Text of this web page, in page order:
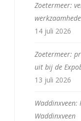
Zoetermeer:
14 juli 2026
Zoetermeer:
uit bij de
13 juli 2026
Waddinxveen:
Waddinxveen